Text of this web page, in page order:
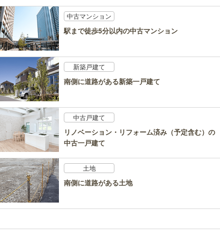
中古マンション
駅まで徒歩5分以内の中古マンション
新築戸建て
南側に道路がある新築一戸建て
中古戸建て
リノベーション・リフォーム済み（予定含む）の
中古一戸建て
土地
南側に道路がある土地